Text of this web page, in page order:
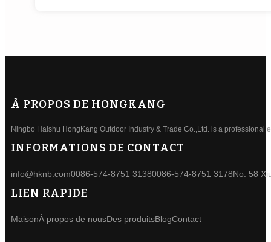
À PROPOS DE HONGKANG
Ningbo Haishu HongKang Outdoor Industry & Trade Co.,Ltd. is a professional
INFORMATIONS DE CONTACT
info@hknb.com0086-574-8751 31380086-574-8751 3178No. 58
LIEN RAPIDE
MaisonÀ propos de nousDes produitsBlogContact